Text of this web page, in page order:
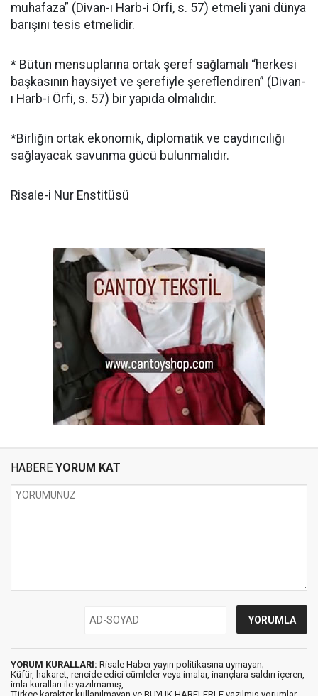
muhafaza” (Divan-ı Harb-i Örfi, s. 57) etmeli yani dünya
barışını tesis etmelidir.
* Bütün mensuplarına ortak şeref sağlamalı “herkesi
başkasının haysiyet ve şerefiyle şereflendiren” (Divan-
ı Harb-i Örfi, s. 57) bir yapıda olmalıdır.
*Birliğin ortak ekonomik, diplomatik ve caydırıcılığı
sağlayacak savunma gücü bulunmalıdır.
Risale-i Nur Enstitüsü
HABERE YORUM KAT
YORUM KURALLARI: Risale Haber yayın politikasına uymayan;
Küfür, hakaret, rencide edici cümleler veya imalar, inançlara saldırı içeren,
imla kuralları ile yazılmamış,